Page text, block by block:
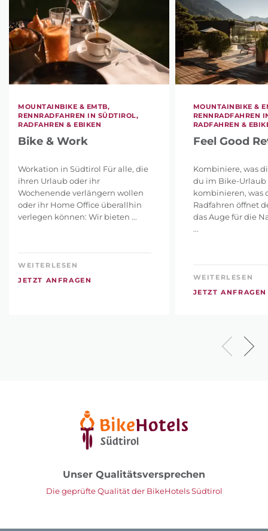
MOUNTAINBIKE & EMTB,
RENNRADFAHREN IN SÜDTIROL,
RADFAHREN & EBIKEN
Bike & Work
Workation in Südtirol Für alle, die
ihren Urlaub oder ihr
Wochenende verlängern wollen
oder ihr Home Office überallhin
verlegen können: Wir bieten ...
WEITERLESEN
JETZT ANFRAGEN
MOUNTAINBIKE &
RENNRADFAHREN
RADFAHREN &
Feel Good
Kombiniere, was
du im Bike-Urlaub
kombinieren, was
Radfahren öffnet
das Auge für die
...
WEITERLESEN
JETZT ANFRAGEN
Unser Qualitätsversprechen
Die geprüfte Qualität der BikeHotels Südtirol